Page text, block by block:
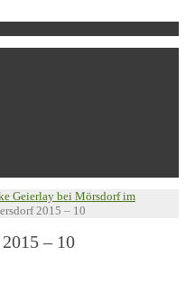
Geierlay bei Mörsdorf im
2015 – 10
– 10